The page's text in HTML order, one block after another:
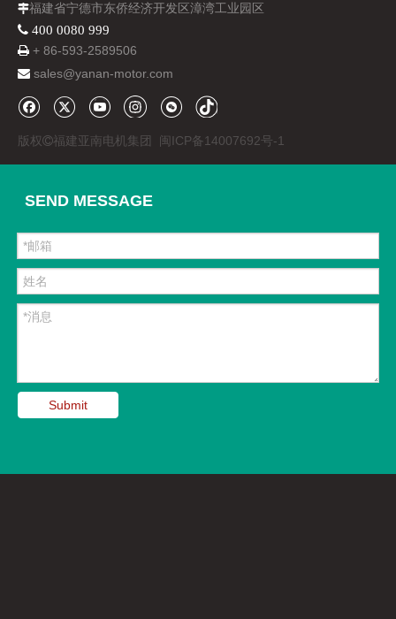
电流会相互偏移：
如果交流电压峰值领先于电流峰值，则负载具有滞后的功率因
数。具有这种行为的负载称为感性负载，它们包括电动机和变压
器。
另一方面，如果电流超前于电压，则负载具有超前功率因数。
些电子设备。
大多数建筑物的感性负载多于容性负载。这意味着整体功率因
筑物有许多容性负载，业主必须小心，因为发电机电压会随着功率
因数超前而变得不稳定。这将触发自动保护，断开设备与建筑物的
连接。
希望亚南小编的介绍能够对您有所帮助，如果您想要了解更多
柴油发电机的知识，您可以浏览亚南的网站，我们会为您提供更专
业的服务。www.yanan-motor.cn/
福建省宁德市东侨经济开发区漳湾工业园区
 400 0080 999
 + 86-593-2589506
 sales@yanan-motor.com
版权福建亚南电机集团 闽ICP备14007692号-1
SEND MESSAGE
Submit